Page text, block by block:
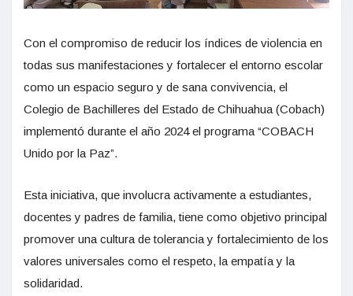
Con el compromiso de reducir los índices de violencia en
todas sus manifestaciones y fortalecer el entorno escolar
como un espacio seguro y de sana convivencia, el
Colegio de Bachilleres del Estado de Chihuahua (Cobach)
implementó durante el año 2024 el programa “COBACH
Unido por la Paz”.
Esta iniciativa, que involucra activamente a estudiantes,
docentes y padres de familia, tiene como objetivo principal
promover una cultura de tolerancia y fortalecimiento de los
valores universales como el respeto, la empatía y la
solidaridad.